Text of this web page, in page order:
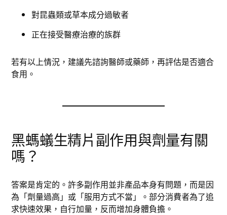
對昆蟲類或草本成分過敏者
正在接受醫療治療的族群
若有以上情況，建議先諮詢醫師或藥師，再評估是否適合
食用。
黑螞蟻生精片副作用與劑量有關
嗎？
答案是肯定的。許多副作用並非產品本身有問題，而是因
為「劑量過高」或「服用方式不當」。部分消費者為了追
求快速效果，自行加量，反而增加身體負擔。